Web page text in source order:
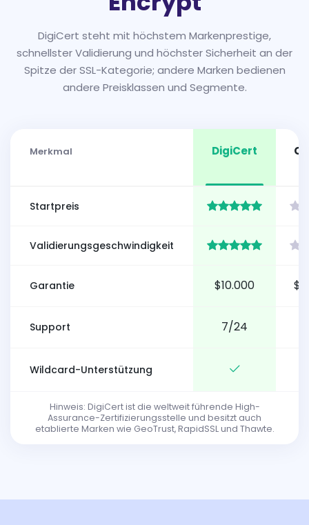
DigiCert steht mit höchstem Markenprestige,
schnellster Validierung und höchster Sicherheit an der
Spitze der SSL-Kategorie; andere Marken bedienen
andere Preisklassen und Segmente.
Merkmal DigiCert
Startpreis
Validierungsgeschwindigkeit
Garantie $10.000
Support 7/24
Wildcard-Unterstützung
Hinweis: DigiCert ist die weltweit führende High-
Assurance-Zertifizierungsstelle und besitzt auch
etablierte Marken wie GeoTrust, RapidSSL und Thawte.